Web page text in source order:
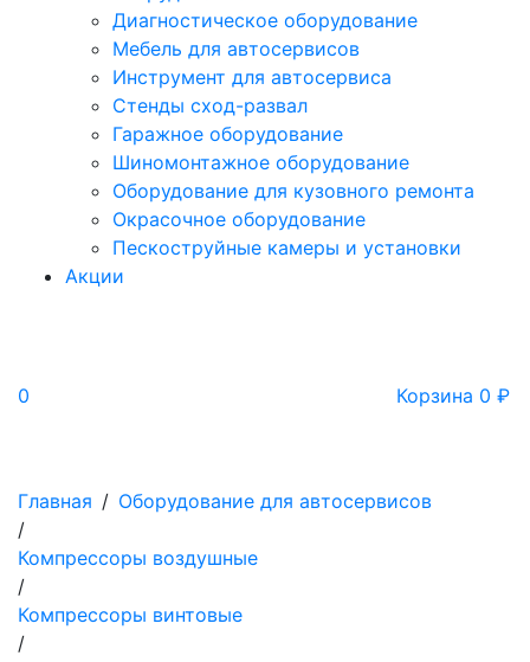
Диагностическое оборудование
Мебель для автосервисов
Инструмент для автосервиса
Стенды сход-развал
Гаражное оборудование
Шиномонтажное оборудование
Оборудование для кузовного ремонта
Окрасочное оборудование
Пескоструйные камеры и установки
Акции
0 Корзина 0 ₽
Главная / Оборудование для автосервисов
/
Компрессоры воздушные
/
Компрессоры винтовые
/